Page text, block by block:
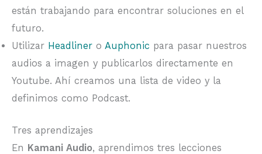
están trabajando para encontrar soluciones en el
futuro.
Utilizar Headliner o Auphonic para pasar nuestros
audios a imagen y publicarlos directamente en
Youtube. Ahí creamos una lista de video y la
definimos como Podcast.
Tres aprendizajes
En Kamani Audio, aprendimos tres lecciones